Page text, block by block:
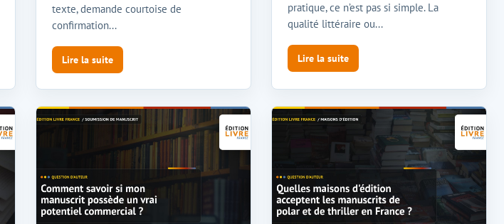
texte, demande courtoise de
confirmation...
Lire la suite
pratique, ce n’est pas si simple. La
qualité littéraire ou...
Lire la suite